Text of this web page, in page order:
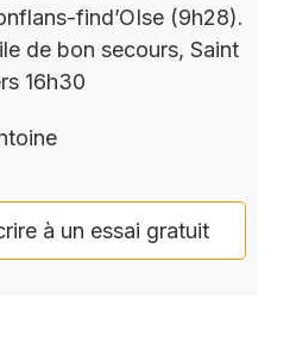
find’OIse (9h28).
de bon secours, Saint
16h30
à un essai gratuit